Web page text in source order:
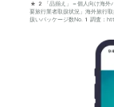
*2「品揃え」＝個人向け海
要旅行業者取扱状況」海外旅行
扱いパッケージ数No.1調